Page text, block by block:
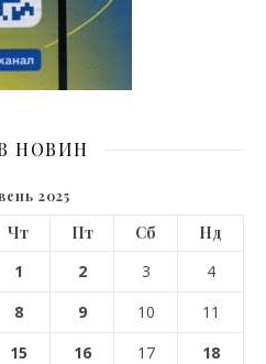
НОВИН
2025
Чт Пт Сб
Нд
1
2 3
4
8 9 10
11
15 16 17
18